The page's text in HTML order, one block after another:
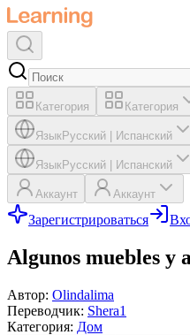
Категория Категория
ЯзыкРусский Испанский
ЯзыкРусский Испанский
Аккаунт Аккаунт
Зарегистрироваться
Algunos muebles y
Автор: Olindalima
Переводчик: Shera1
Категория: Дом